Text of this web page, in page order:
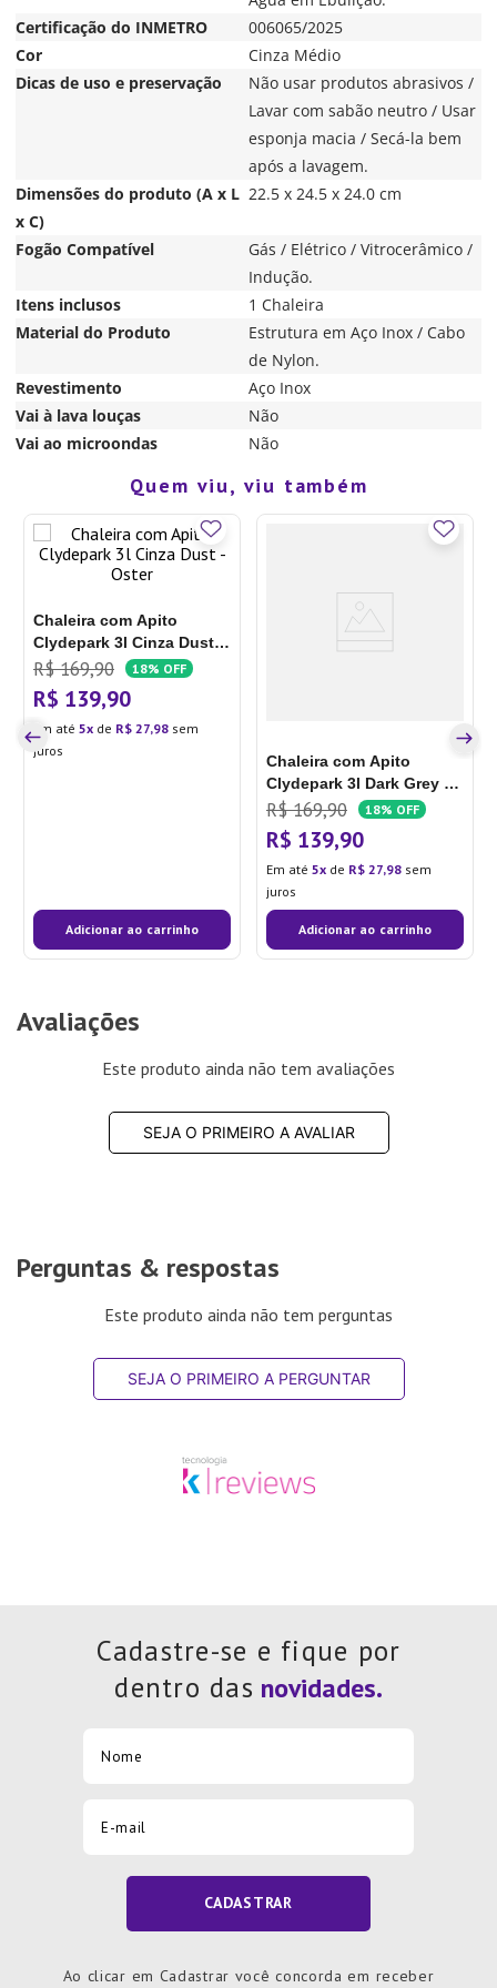
Certificação do INMETRO
006065/2025
Cor
Cinza Médio
Dicas de uso e preservação
Não usar produtos abrasivos /
Lavar com sabão neutro / Usar
esponja macia / Secá-la bem
após a lavagem.
Dimensões do produto (A x L
x C)
22.5 x 24.5 x 24.0 cm
Fogão Compatível
Gás / Elétrico / Vitrocerâmico /
Indução.
Itens inclusos
1 Chaleira
Material do Produto
Estrutura em Aço Inox / Cabo
de Nylon.
Revestimento
Aço Inox
Vai à lava louças
Não
Vai ao microondas
Não
Quem viu, viu também
Chaleira com Apito
Clydepark 3l Cinza Dust -
Oster
R$ 169,90 18% OFF
R$ 139,90
Em até 5 de R$ 27,98 sem
juros
Adicionar ao carrinho
Chaleira com Apito
Clydepark 3l Dark Grey -
Oster
R$ 169,90 18% OFF
R$ 139,90
Em até 5 de R$ 27,98 sem
juros
Adicionar ao carrinho
Avaliações
Este produto ainda não tem avaliações
SEJA O PRIMEIRO A AVALIAR
Perguntas & respostas
Este produto ainda não tem perguntas
SEJA O PRIMEIRO A PERGUNTAR
Cadastre-se e fique por
dentro das
CADASTRAR
Ao clicar em Cadastrar você concorda em receber